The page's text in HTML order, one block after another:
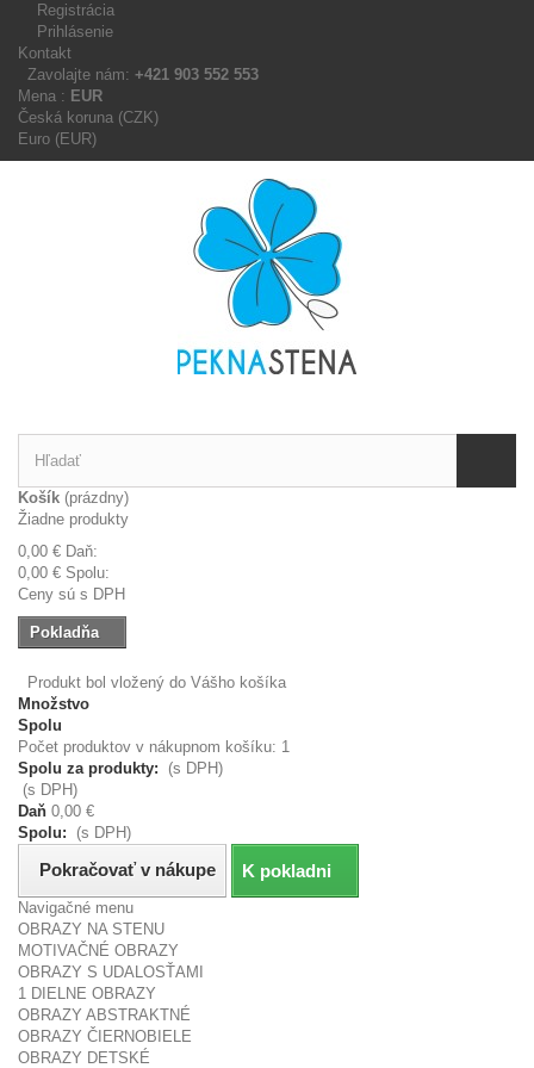
Registrácia
Prihlásenie
Kontakt
Zavolajte nám: +421 903 552 553
Mena : EUR
Česká koruna (CZK)
Euro (EUR)
Košík (prázdny)
Žiadne produkty
0,00 € Daň:
0,00 € Spolu:
Ceny sú s DPH
Pokladňa
Produkt bol vložený do Vášho košíka
Množstvo
Spolu
Počet produktov v nákupnom košíku: 1
Spolu za produkty:
(s DPH)
(s DPH)
Daň 0,00 €
Spolu:
(s DPH)
Pokračovať v nákupe K pokladni
Navigačné menu
OBRAZY NA STENU
MOTIVAČNÉ OBRAZY
OBRAZY S UDALOSŤAMI
1 DIELNE OBRAZY
OBRAZY ABSTRAKTNÉ
OBRAZY ČIERNOBIELE
OBRAZY DETSKÉ